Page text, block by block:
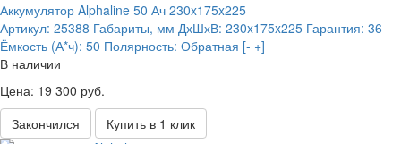
Аккумулятор Alphaline 50 Ач 230x175x225
Артикул: 25388 Габариты, мм ДхШхВ: 230x175x225 Гарантия: 36
Ёмкость (А*ч): 50 Полярность: Обратная [- +]
В наличии
Цена: 19 300 руб.
Закончился
Купить в 1 клик